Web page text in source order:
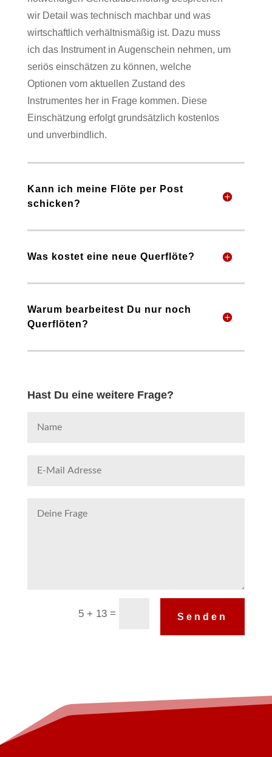
wir Detail was technisch machbar und was
wirtschaftlich verhältnismäßig ist. Dazu muss
ich das Instrument in Augenschein nehmen, um
seriös einschätzen zu können, welche
Optionen vom aktuellen Zustand des
Instrumentes her in Frage kommen. Diese
Einschätzung erfolgt grundsätzlich kostenlos
und unverbindlich.
Kann ich meine Flöte per Post
schicken?
Was kostet eine neue Querflöte?
Warum bearbeitest Du nur noch
Querflöten?
Hast Du eine weitere Frage?
5 + 13 = Senden